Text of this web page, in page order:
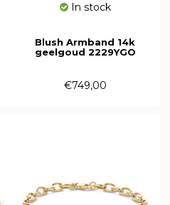
In stock
Blush Armband 14k
geelgoud 2229YGO
€749,00